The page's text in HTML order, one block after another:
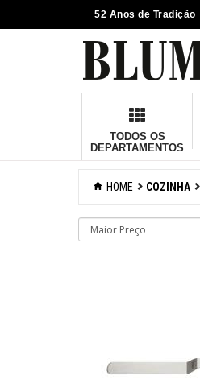
52 Anos de Tradição
×
Organização
Acessórios para
confeitaria
Acessórios para
TODOS OS
DEPARTAMENTOS
HOME COZINHA